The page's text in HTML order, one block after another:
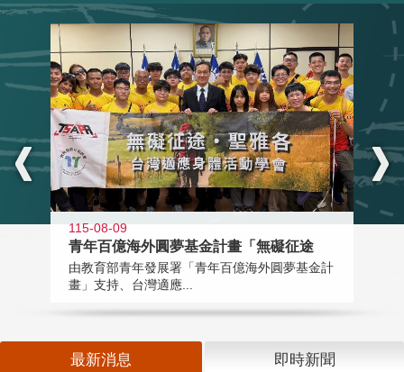
:::
115-08-09
青年百億海外圓夢基金計畫「無礙征途
由教育部青年發展署「青年百億海外圓夢基金計
畫」支持、台灣適應...
最新消息 即時新聞